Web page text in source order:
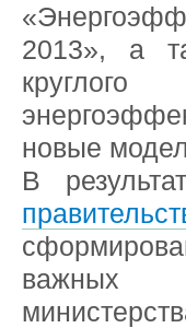
2013», а
новые
В
важных